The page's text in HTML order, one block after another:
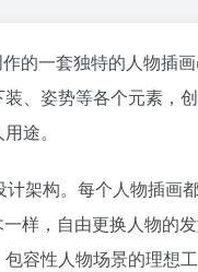
的一套独特的人物插画
、姿势等各个元素，
途。
架构。每个人物插画
样，自由更换人物的
容性人物场景的理想工